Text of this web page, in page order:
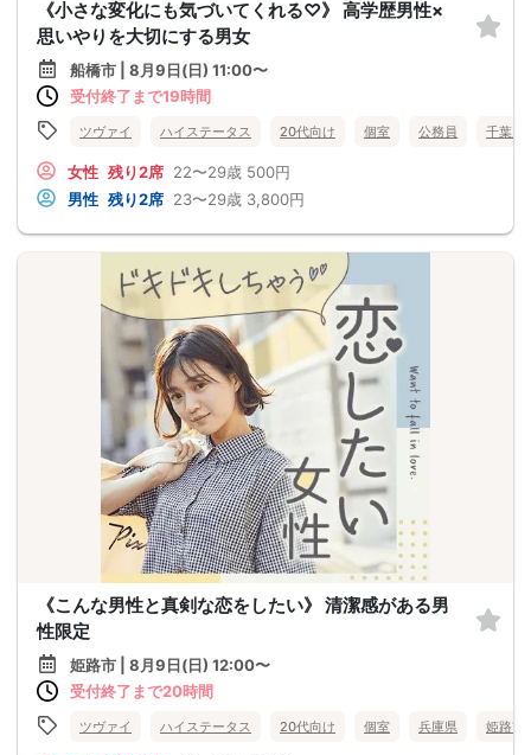
《小さな変化にも気づいてくれる♡》 高学歴男性×
思いやりを大切にする男女
船橋市 | 8月9日(日) 11:00〜
受付終了まで19時間
ツヴァイ ハイステータス 20代向け 個室 公務員 千葉県
女性 残り2席 22〜29歳 500円
男性 残り2席 23〜29歳 3,800円
《こんな男性と真剣な恋をしたい》 清潔感がある男
性限定
姫路市 | 8月9日(日) 12:00〜
受付終了まで20時間
ツヴァイ ハイステータス 20代向け 個室 兵庫県 姫路市